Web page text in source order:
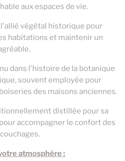
aux espaces de vie.
végétal historique pour
habitations et maintenir un
dans l'histoire de la botanique
souvent employée pour
des maisons anciennes.
distillée pour sa
accompagner le confort des
atmosphère :